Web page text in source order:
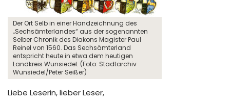
Der Ort Selb in einer Handzeichnung des
„Sechsämterlandes“ aus der sogenannten
Selber Chronik des Diakons Magister Paul
Reinel von 1560. Das Sechsämterland
entspricht heute in etwa dem heutigen
Landkreis Wunsiedel. (Foto: Stadtarchiv
Wunsiedel/Peter Seißer)
Liebe Leserin, lieber Leser,